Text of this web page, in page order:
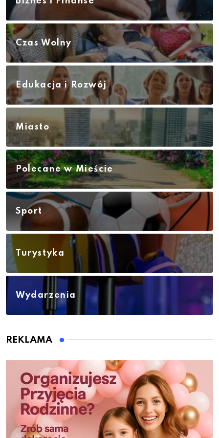
Czas Wolny
Edukacja i Rozwój
Miasto
Polecane w Mieście
Sport
Turystyka
Wydarzenia
REKLAMA